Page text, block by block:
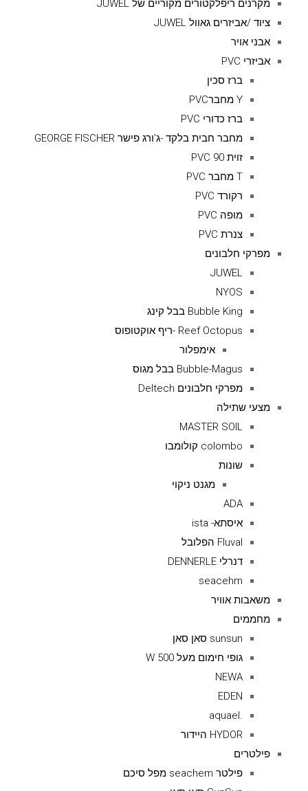
מקרנים ריפלקטורים מקוריים של JUWEL
ציוד /אביזרים גאוול JUWEL
אבני אויר
אביזרי PVC
ברז סכין
Y מחברPVC
ברז כדורי PVC
מחבר חבית בלקד -ג'ורג פישר GEORGE FISCHER
זוית 90 PVC
T מחבר PVC
רקורד PVC
מופה PVC
צנרת PVC
מפרקי חלבונים
JUWEL
NYOS
Bubble King בבל קינג
Reef Octopus -ריף אוקטופוס
אימפלור
Bubble-Magus בבל מגוס
מפרקי חלבונים Deltech
מצעי שתילה
MASTER SOIL
colombo קולומבו
שונות
מגנט ניקוי
ADA
איסתא- ista
Fluval הפלובל
דנרלי DENNERLE
seacehm
משאבות אוויר
מחממים
sunsun סאן סאן
גופי חימום מעל 500 W
NEWA
EDEN
.aquael
HYDOR היידור
פילטרים
פילטר seachem מפל סיכם